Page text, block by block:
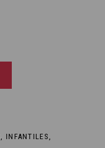
, INFANTILES,